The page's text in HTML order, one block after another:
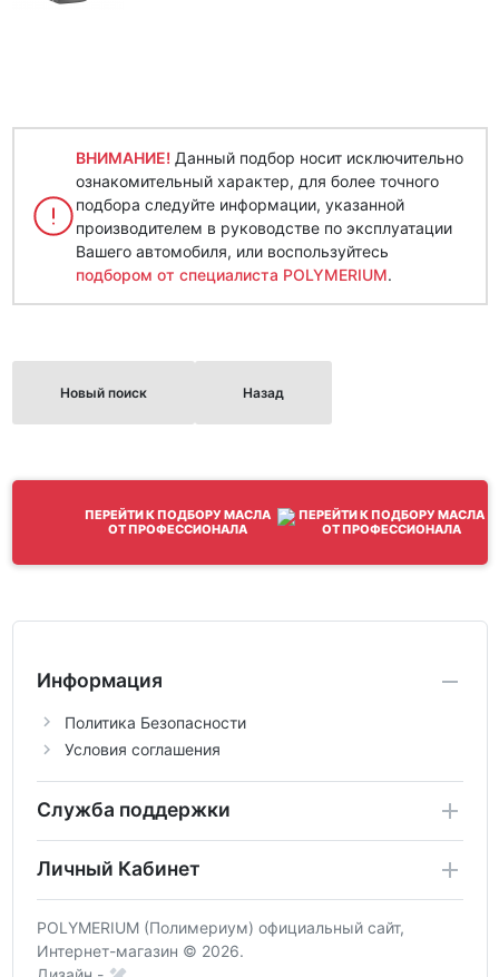
ВНИМАНИЕ! Данный подбор носит исключительно
ознакомительный характер, для более точного
подбора следуйте информации, указанной
производителем в руководстве по эксплуатации
Вашего автомобиля, или воспользуйтесь
подбором от специалиста POLYMERIUM.
Новый поиск Назад
ПЕРЕЙТИ К ПОДБОРУ МАСЛА
ОТ ПРОФЕССИОНАЛА
Информация
Политика Безопасности
Условия соглашения
Служба поддержки
Личный Кабинет
POLYMERIUM (Полимериум) официальный сайт,
Интернет-магазин © 2026.